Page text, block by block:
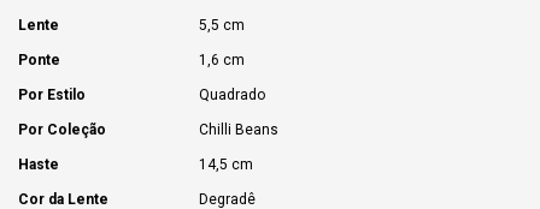
Lente 5,5 cm
Ponte 1,6 cm
Por Estilo Quadrado
Por Coleção Chilli Beans
Haste 14,5 cm
Cor da Lente Degradê